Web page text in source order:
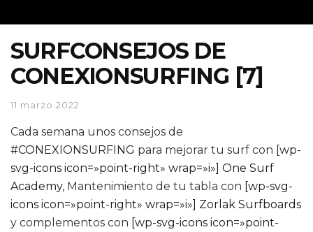
SURFCONSEJOS DE
CONEXIONSURFING [7]
11 marzo 2022
Cada semana unos consejos de
#CONEXIONSURFING para mejorar tu surf con [wp-
svg-icons icon=»point-right» wrap=»i»] One Surf
Academy, Mantenimiento de tu tabla con [wp-svg-
icons icon=»point-right» wrap=»i»] Zorlak Surfboards
y complementos con [wp-svg-icons icon=»point-